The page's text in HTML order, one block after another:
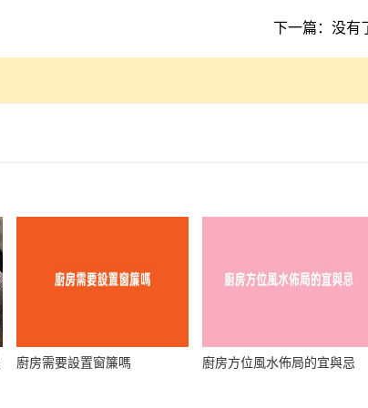
下一篇：没有
廚房需要設置窗簾嗎 廚房方位風水佈局的宜與忌